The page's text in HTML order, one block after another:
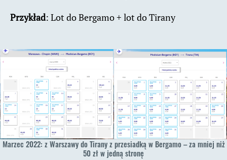
Przykład: Lot do Bergamo + lot do Tirany
Marzec 2022: z Warszawy do Tirany z przesiadką w Bergamo – za mniej niż
50 zł w jedną stronę